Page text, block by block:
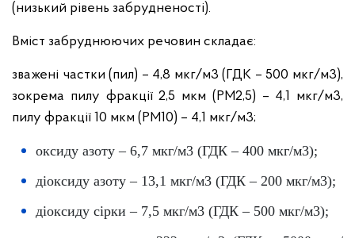
(низький рівень забрудненості).
Вміст забруднюючих речовин складає:
зважені частки (пил) – 4,8 мкг/м3 (ГДК – 500 мкг/м3),
зокрема пилу фракції 2,5 мкм (PM2,5) – 4,1 мкг/м3,
пилу фракції 10 мкм (PM10) – 4,1 мкг/м3;
оксиду азоту – 6,7 мкг/м3 (ГДК – 400 мкг/м3);
діоксиду азоту – 13,1 мкг/м3 (ГДК – 200 мкг/м3);
діоксиду сірки – 7,5 мкг/м3 (ГДК – 500 мкг/м3);